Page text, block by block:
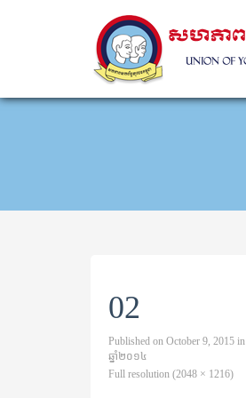
02
Published on October 9, 2015 in
ឆ្នាំ២០១៤
Full resolution (2048 × 1216)